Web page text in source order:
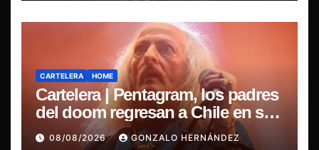
CARTELERA HOME
Cartelera | Pentagram, los padres
del doom regresan a Chile en su
última misa
08/08/2026 GONZALO HERNÁNDEZ